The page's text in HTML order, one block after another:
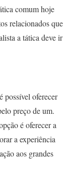
comum hoje
relacionados que
a tática deve ir
possível oferecer
preço de um.
é oferecer a
a experiência
aos grandes